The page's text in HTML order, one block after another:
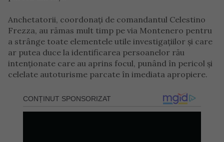
Anchetatorii, coordonați de comandantul Celestino
Frezza, au rămas mult timp pe via Montenero pentru
a strânge toate elementele utile investigațiilor și care
ar putea duce la identificarea persoanelor rău
intenționate care au aprins focul, punând în pericol și
celelate autoturisme parcate în imediata apropiere.